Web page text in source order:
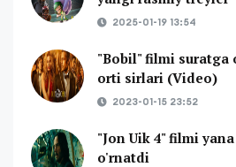
2025-01-19 13:54
"Bobil" filmi suratga
orti sirlari (Video)
2023-01-15 23:52
"Jon Uik 4" filmi
o'rnatdi